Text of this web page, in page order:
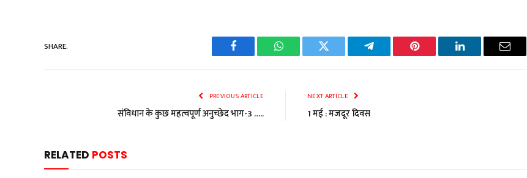
SHARE.
Facebook WhatsAppTwitter Telegram Pinterest LinkedIn Email
PREVIOUS ARTICLE
संविधान के कुछ महत्वपूर्ण अनुच्छेद भाग-3 …..
NEXT ARTICLE
1 मई : मजदूर दिवस
RELATED POSTS